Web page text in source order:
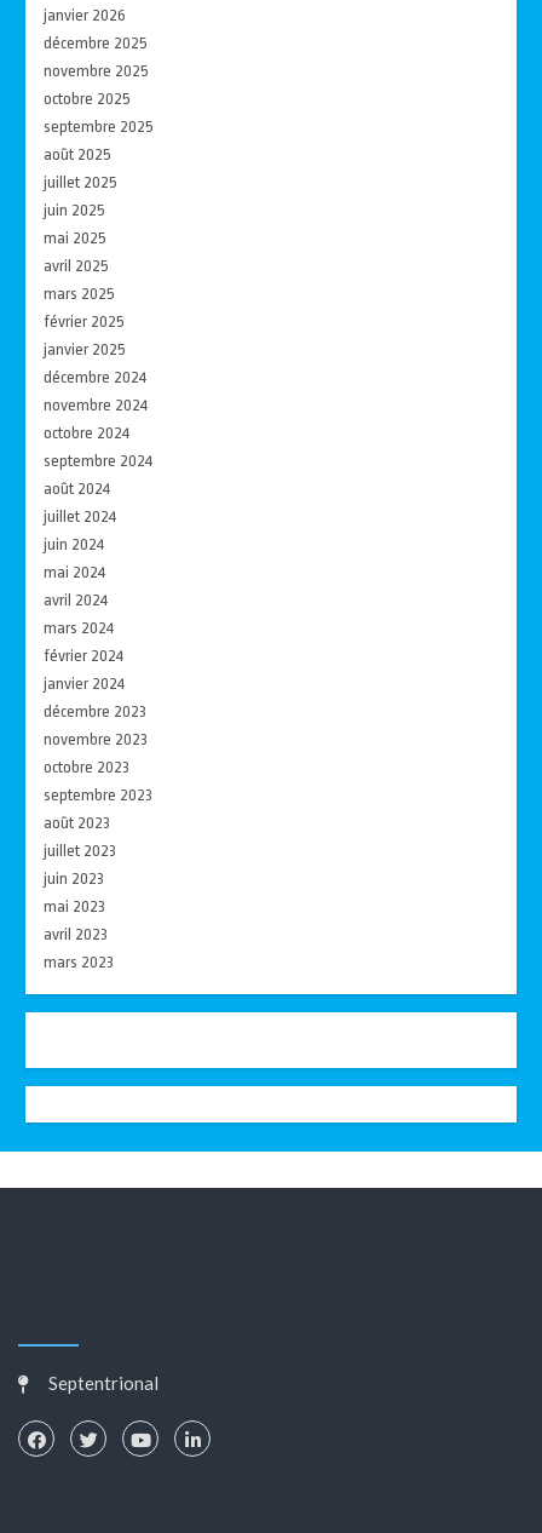
janvier 2026
décembre 2025
novembre 2025
octobre 2025
septembre 2025
août 2025
juillet 2025
juin 2025
mai 2025
avril 2025
mars 2025
février 2025
janvier 2025
décembre 2024
novembre 2024
octobre 2024
septembre 2024
août 2024
juillet 2024
juin 2024
mai 2024
avril 2024
mars 2024
février 2024
janvier 2024
décembre 2023
novembre 2023
octobre 2023
septembre 2023
août 2023
juillet 2023
juin 2023
mai 2023
avril 2023
mars 2023
Septentrional